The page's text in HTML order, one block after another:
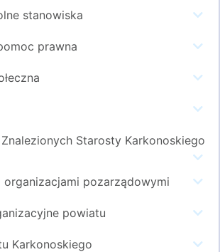
stanowiska
prawna
Starosty Karkonoskiego
organizacjami pozarządowymi
powiatu
Karkonoskiego